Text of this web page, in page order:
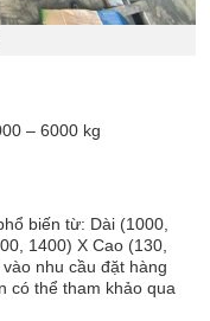
– 6000 kg
biến từ: Dài (1000,
1400) X Cao (130,
nhu cầu đặt hàng
có thể tham khảo qua